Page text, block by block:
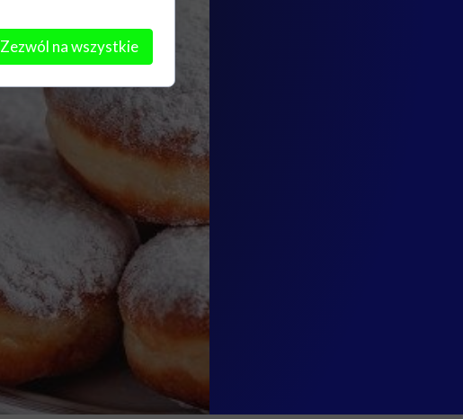
Zezwól na wszystkie